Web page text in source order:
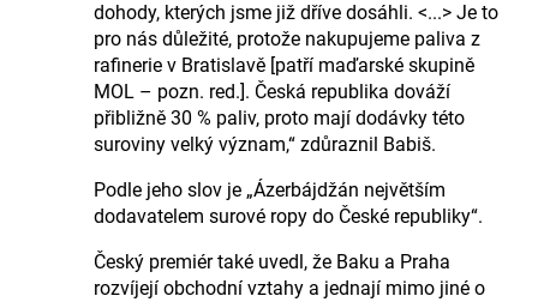
dohody, kterých jsme již dříve dosáhli. <...> Je to
pro nás důležité, protože nakupujeme paliva z
rafinerie v Bratislavě [patří maďarské skupině
MOL – pozn. red.]. Česká republika dováží
přibližně 30 % paliv, proto mají dodávky této
suroviny velký význam,“ zdůraznil Babiš.
Podle jeho slov je „Ázerbájdžán největším
dodavatelem surové ropy do České republiky“.
Český premiér také uvedl, že Baku a Praha
rozvíjejí obchodní vztahy a jednají mimo jiné o